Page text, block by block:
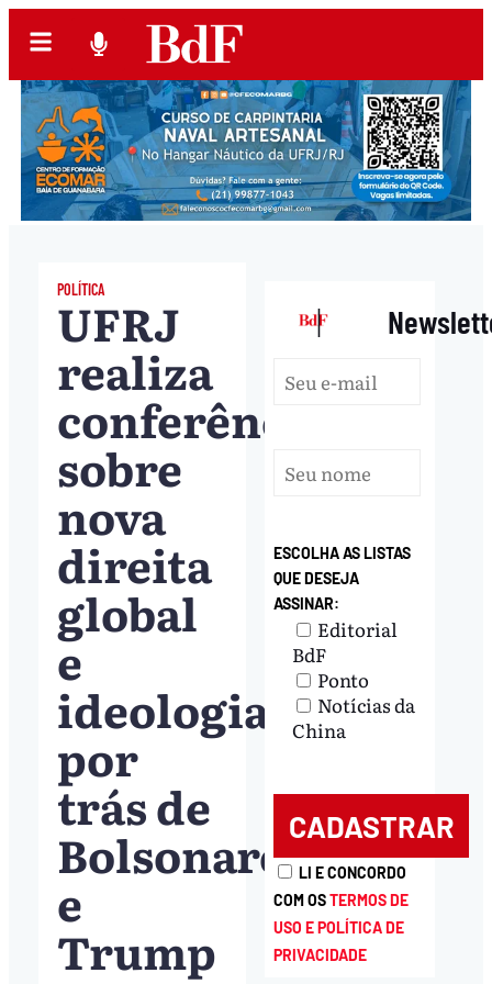
POLÍTICA
UFRJ
realiza
conferência
sobre
nova
direita
global
e
ideologia
por
trás de
Bolsonaro
e
Trump
|
ESCOLHA AS LISTAS
QUE DESEJA
ASSINAR:
Editorial
BdF
Ponto
Notícias da
China
LI E CONCORDO
COM OSTERMOS DE
USO E POLÍTICA DE
PRIVACIDADE